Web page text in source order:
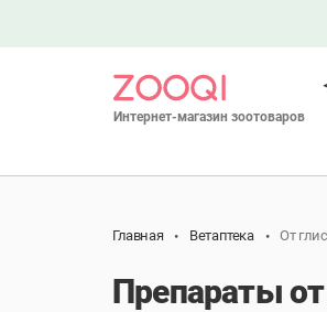
Интернет-магазин зоотоваров
Главная Ветаптека От
Препараты от